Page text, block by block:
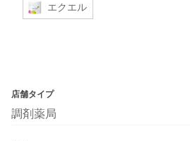
エクエル
店舗タイプ
調剤薬局